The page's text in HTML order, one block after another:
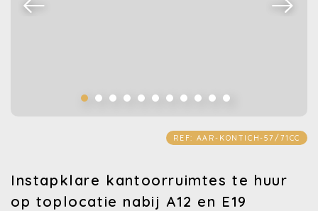
REF: AAR-KONTICH-57/71CC
Instapklare kantoorruimtes te huur
op toplocatie nabij A12 en E19